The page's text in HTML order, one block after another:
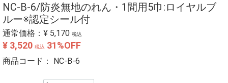
NC-B-6/防炎無地のれん・1間用5巾:ロイヤルブ
ルー※認定シール付
通常価格： ¥ 5,170 税込
¥ 3,520 税込 31%OFF
商品コード： NC-B-6